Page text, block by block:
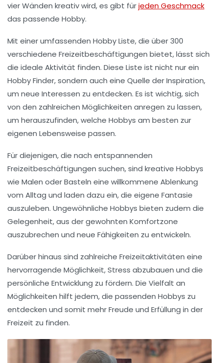
vier Wänden kreativ wird, es gibt fürjeden Geschmack
das passende Hobby.
Mit einer umfassenden Hobby Liste, die über 300
verschiedene Freizeitbeschäftigungen bietet, lässt sich
die ideale Aktivität finden. Diese Liste ist nicht nur ein
Hobby Finder, sondern auch eine Quelle der Inspiration,
um neue Interessen zu entdecken. Es ist wichtig, sich
von den zahlreichen Möglichkeiten anregen zu lassen,
um herauszufinden, welche Hobbys am besten zur
eigenen Lebensweise passen.
Für diejenigen, die nach entspannenden
Freizeitbeschäftigungen suchen, sind kreative Hobbys
wie Malen oder Basteln eine willkommene Ablenkung
vom Alltag und laden dazu ein, die eigene Fantasie
auszuleben. Ungewöhnliche Hobbys bieten zudem die
Gelegenheit, aus der gewohnten Komfortzone
auszubrechen und neue Fähigkeiten zu entwickeln.
Darüber hinaus sind zahlreiche Freizeitaktivitäten eine
hervorragende Möglichkeit, Stress abzubauen und die
persönliche Entwicklung zu fördern. Die Vielfalt an
Möglichkeiten hilft jedem, die passenden Hobbys zu
entdecken und somit mehr Freude und Erfüllung in der
Freizeit zu finden.